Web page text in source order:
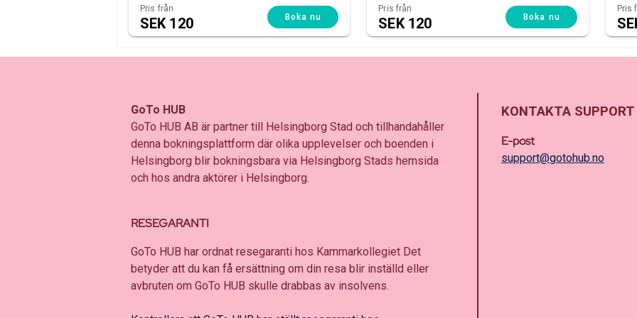
Pris från
SEK 120 Boka nu
Pris från
SEK 120 Boka nu
Pris
GoTo HUB
GoTo HUB AB är partner till Helsingborg Stad och tillhandahåller
denna bokningsplattform där olika upplevelser och boenden i
Helsingborg blir bokningsbara via Helsingborg Stads hemsida
och hos andra aktörer i Helsingborg.
RESEGARANTI
GoTo HUB har ordnat resegaranti hos Kammarkollegiet Det
betyder att du kan få ersättning om din resa blir inställd eller
avbruten om GoTo HUB skulle drabbas av insolvens.
KONTAKTA SUPPORT
E-post
support@gotohub.no